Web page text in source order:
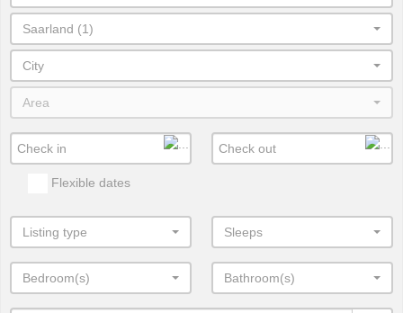
Saarland (1)
City
Area
Flexible dates
Listing type Sleeps
Bedroom(s) Bathroom(s)